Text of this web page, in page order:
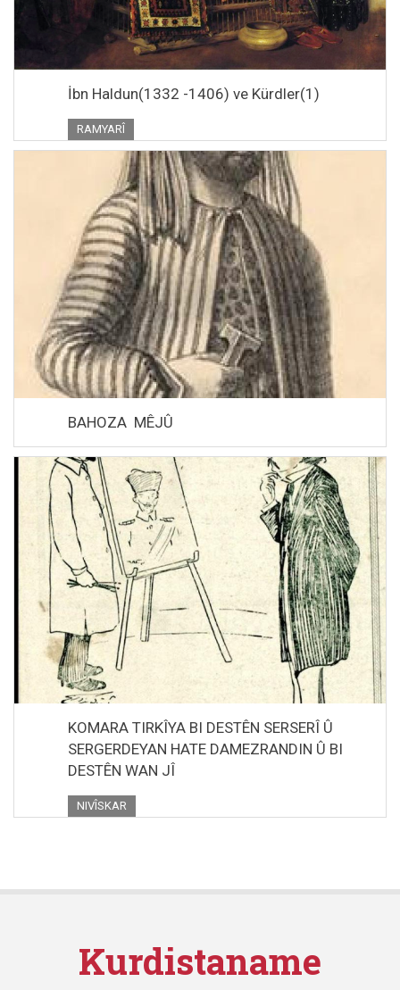
İbn Haldun(1332 -1406) ve Kürdler(1)
RAMYARÎ
BAHOZA MÊJÛ
KOMARA TIRKÎYA BI DESTÊN SERSERÎ Û
SERGERDEYAN HATE DAMEZRANDIN Û BI
DESTÊN WAN JÎ
NIVÎSKAR
Kurdistaname